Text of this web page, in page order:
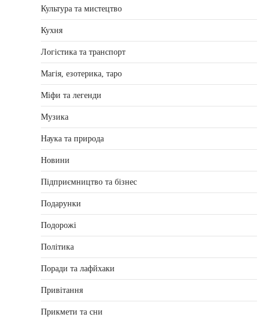
Культура та мистецтво
Кухня
Логістика та транспорт
Магія, езотерика, таро
Міфи та легенди
Музика
Наука та природа
Новини
Підприємництво та бізнес
Подарунки
Подорожі
Політика
Поради та лафйхаки
Привітання
Прикмети та сни